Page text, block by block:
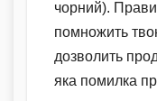
чорний).
помножить
дозволить
яка помилка